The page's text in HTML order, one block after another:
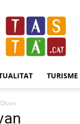
Revista
Tasta.cat
TURISME
Olvan